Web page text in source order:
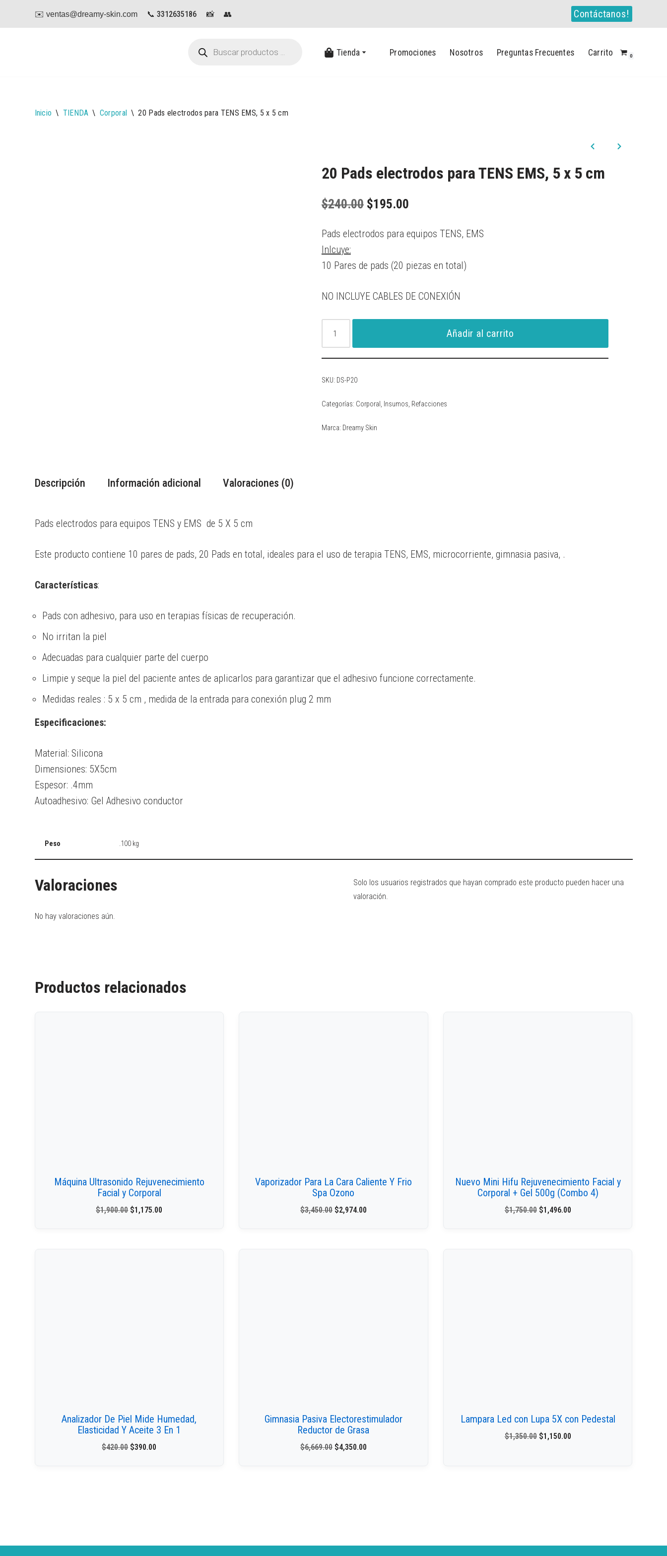
Saltar
✉️ ventas@dreamy-skin.com 📞 3312635186📸 👥 Contáctanos!
Tienda Promociones Nosotros Preguntas Frecuentes Carrito 0
Inicio \ TIENDA \ Corporal \ 20 Pads electrodos para TENS EMS, 5 x 5 cm
20 Pads electrodos para TENS EMS, 5 x 5 cm
$240.00 $195.00
Pads electrodos para equipos TENS, EMS
Inlcuye:
10 Pares de pads (20 piezas en total)
NO INCLUYE CABLES DE CONEXIÓN
Añadir al carrito
SKU: DS-P20
Categorías: Corporal , Insumos, Refacciones
Marca: Dreamy Skin
Descripción Información adicional Valoraciones (0)
Pads electrodos para equipos TENS y EMS de 5 X 5 cm
Este producto contiene 10 pares de pads, 20 Pads en total, ideales para el uso de terapia TENS, EMS, microcorriente, gimnasia pasiva, .
Características:
Pads con adhesivo, para uso en terapias físicas de recuperación.
No irritan la piel
Adecuadas para cualquier parte del cuerpo
Limpie y seque la piel del paciente antes de aplicarlos para garantizar que el adhesivo funcione correctamente.
Medidas reales : 5 x 5 cm , medida de la entrada para conexión plug 2 mm
Especificaciones:
Material: Silicona
Dimensiones: 5X5cm
Espesor: .4mm
Autoadhesivo: Gel Adhesivo conductor
Peso .100 kg
Valoraciones
No hay valoraciones aún.
Solo los usuarios registrados que hayan comprado este producto pueden hacer una
valoración.
Productos relacionados
Máquina Ultrasonido Rejuvenecimiento
Facial y Corporal
$1,900.00 $1,175.00
Vaporizador Para La Cara Caliente Y Frio
Spa Ozono
$3,450.00 $2,974.00
Nuevo Mini Hifu Rejuvenecimiento Facial y
Corporal + Gel 500g (Combo 4)
$1,750.00 $1,496.00
Analizador De Piel Mide Humedad,
Elasticidad Y Aceite 3 En 1
$420.00 $390.00
Gimnasia Pasiva Electorestimulador
Reductor de Grasa
$6,669.00 $4,350.00
Lampara Led con Lupa 5X con Pedestal
$1,350.00 $1,150.00